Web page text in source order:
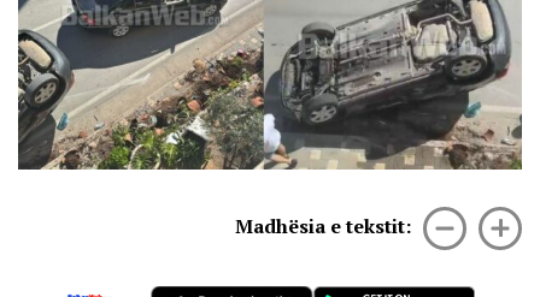
Madhësia e tekstit: